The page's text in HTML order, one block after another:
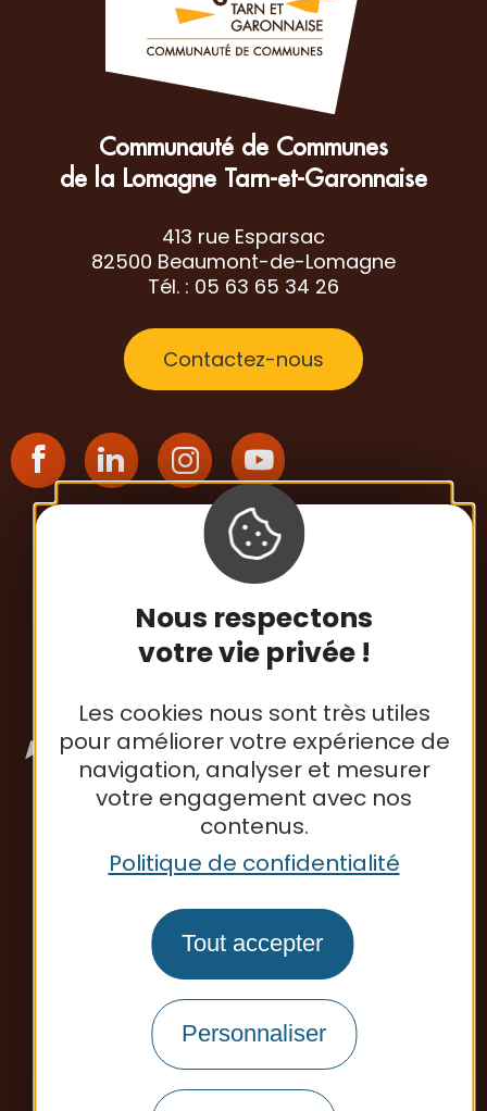
Nous respectons
votre vie privée !
Les cookies nous sont très utiles
pour améliorer votre expérience de
navigation, analyser et mesurer
votre engagement avec nos
contenus.
Politique de confidentialité
Tout accepter
Personnaliser
Communauté de Communes
de la Lomagne Tarn-et-Garonnaise
413 rue Esparsac
82500 Beaumont-de-Lomagne
Tél. : 05 63 65 34 26
Contactez-nous
S'inscrire à la newsletter
Office de tourisme